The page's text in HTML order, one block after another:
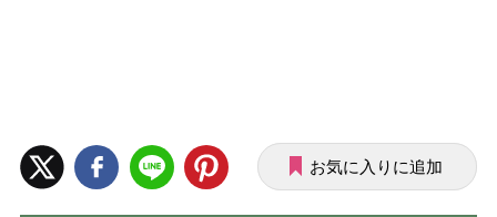
お気に入りに追加